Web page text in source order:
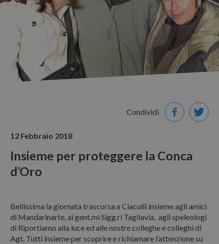
LE NOSTRE PROPOSTE
Itinerari guidati
Visite guidate a siti
NEWS & EVENTI
Condividi
12 Febbraio 2018
Insieme per proteggere la Conca
d’Oro
Bellissima la giornata trascorsa a Ciaculli insieme agli amici
di Mandarinarte, ai gent.mi Sigg.ri Tagliavia, agli speleologi
di Riportiamo alla luce ed alle nostre colleghe e colleghi di
Agt. Tutti insieme per scoprire e richiamare l’attenzione su